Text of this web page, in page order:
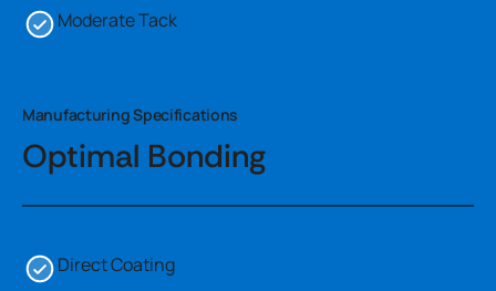
Moderate Tack
Manufacturing Specifications
Optimal Bonding
Direct Coating